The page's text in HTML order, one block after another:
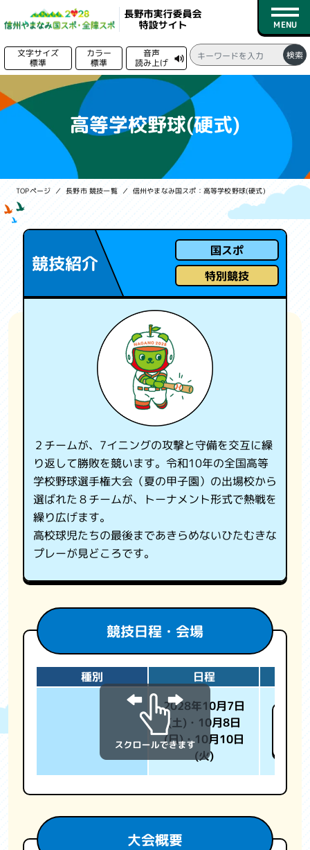
文字サイズ
標準
カラー
標準
音声
読み上げ
検索
トップページ
新着情報
競技一覧
会場一覧
募集情報
実行委員会情報
国スポ・全障スポについて
関係機関リンク集
利用規約
プライバシーポリシー
高等学校野球(硬式)
TOPページ 長野市 競技一覧 信州やまなみ国スポ：高等学校野球(硬式)
競技紹介
国スポ
特別競技
２チームが、7イニングの攻撃と守備を交互に繰
り返して勝敗を競います。令和10年の全国高等
学校野球選手権大会（夏の甲子園）の出場校から
選ばれた８チームが、トーナメント形式で熱戦を
繰り広げます。
高校球児たちの最後まであきらめないひたむきな
プレーが見どころです。
競技日程・会場
種別
日程
2028年10月7日
(土)・10月8日
(日)・10月10日
(火)
大会概要